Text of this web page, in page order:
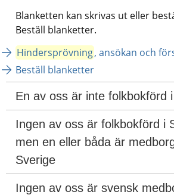
Blanketten kan skrivas ut eller
Beställ blanketter.
Hindersprövning, ansökan och
Beställ blanketter
En av oss är inte folkbokförd
Ingen av oss är folkbokförd i
men en eller båda är
Sverige
Ingen av oss är svensk